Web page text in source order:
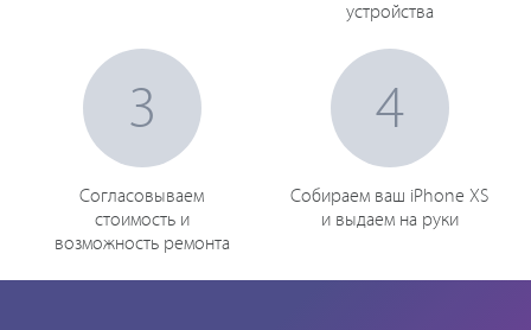
устройства
3
Согласовываем
стоимость и
возможность ремонта
4
Собираем ваш iPhone XS
и выдаем на руки